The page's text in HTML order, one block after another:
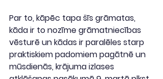
Par to, kāpēc tapa šīs grāmatas,
kāda ir to nozīme grāmatniecības
vēsturē un kādas ir paralēles starp
praktiskiem padomiem pagātnē un
mūsdienās, krājuma izlases